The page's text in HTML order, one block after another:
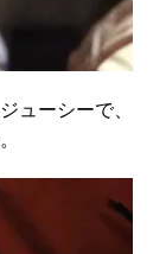
ューシーで、